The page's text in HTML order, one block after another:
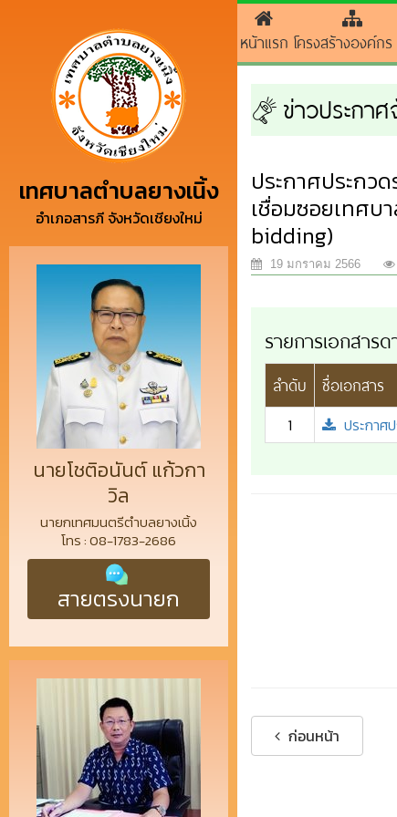
เทศบาลตำบลยางเนิ้ง
อำเภอสารภี จังหวัดเชียงใหม่
นายโชติอนันต์ แก้วกา
วิล
นายกเทศมนตรีตำบลยางเนิ้ง
โทร : 08-1783-2686
สายตรงนายก
หน้าแรก โครงสร้างองค์กร
ข่าวประกา
ประกาศประกว
เชื่อมซอยเทศบ
bidding)
19 มกราคม 2566
รายการเอกสาร
ลำดับ ชื่อเอกสาร
1 ประกาศ
ก่อนหน้า